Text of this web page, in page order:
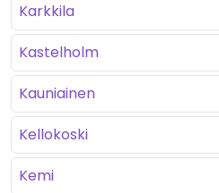
Karkkila
Kastelholm
Kauniainen
Kellokoski
Kemi